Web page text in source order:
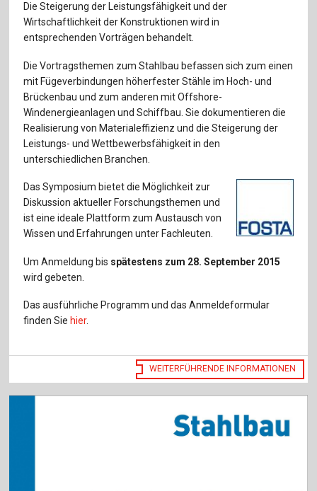
Sprache / Language: DE Sprache / Language: EN
Die Steigerung der Leistungsfähigkeit und der
Wirtschaftlichkeit der Konstruktionen wird in
entsprechenden Vorträgen behandelt.
Die Vortragsthemen zum Stahlbau befassen sich zum einen
mit Fügeverbindungen höherfester Stähle im Hoch- und
Brückenbau und zum anderen mit Offshore-
Windenergieanlagen und Schiffbau. Sie dokumentieren die
Realisierung von Materialeffizienz und die Steigerung der
Leistungs- und Wettbewerbsfähigkeit in den
unterschiedlichen Branchen.
Das Symposium bietet die Möglichkeit zur
Diskussion aktueller Forschungsthemen und
ist eine ideale Plattform zum Austausch von
Wissen und Erfahrungen unter Fachleuten.
Um Anmeldung bis spätestens zum 28. September 2015
wird gebeten.
Das ausführliche Programm und das Anmeldeformular
finden Sie hier.
WEITERFÜHRENDE INFORMATIONEN